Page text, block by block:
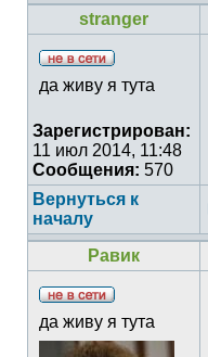
stranger
да живу я тута
Зарегистрирован:
11 июл 2014, 11:48
Сообщения: 570
Вернуться к
началу
Равик
да живу я тута